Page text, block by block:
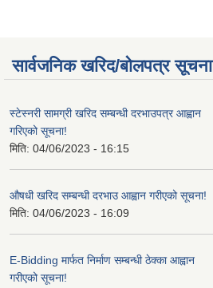
सार्वजनिक खरिद/बोलपत्र सूचना
स्टेस्नरी सामग्री खरिद सम्बन्धी दरभाउपत्र आह्वान
गरिएको सूचना!
मिति: 04/06/2023 - 16:15
औषधी खरिद सम्बन्धी दरभाउ आह्वान गरीएको सूचना!
मिति: 04/06/2023 - 16:09
E-Bidding मार्फत निर्माण सम्बन्धी ठेक्का आह्वान
गरीएको सूचना!